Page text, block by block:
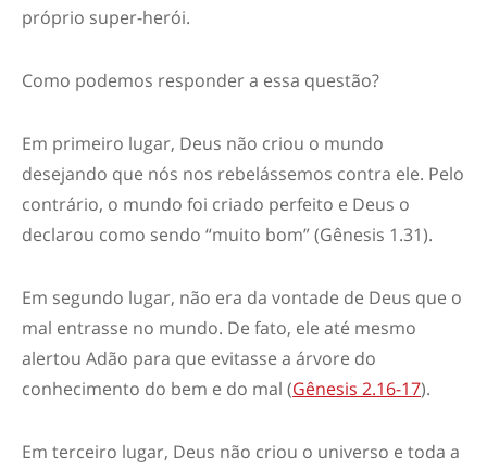
próprio super-herói.
Como podemos responder a essa questão?
Em primeiro lugar, Deus não criou o mundo
desejando que nós nos rebelássemos contra ele. Pelo
contrário, o mundo foi criado perfeito e Deus o
declarou como sendo “muito bom” (Gênesis 1.31).
Em segundo lugar, não era da vontade de Deus que o
mal entrasse no mundo. De fato, ele até mesmo
alertou Adão para que evitasse a árvore do
conhecimento do bem e do mal (Gênesis 2.16-17).
Em terceiro lugar, Deus não criou o universo e toda a